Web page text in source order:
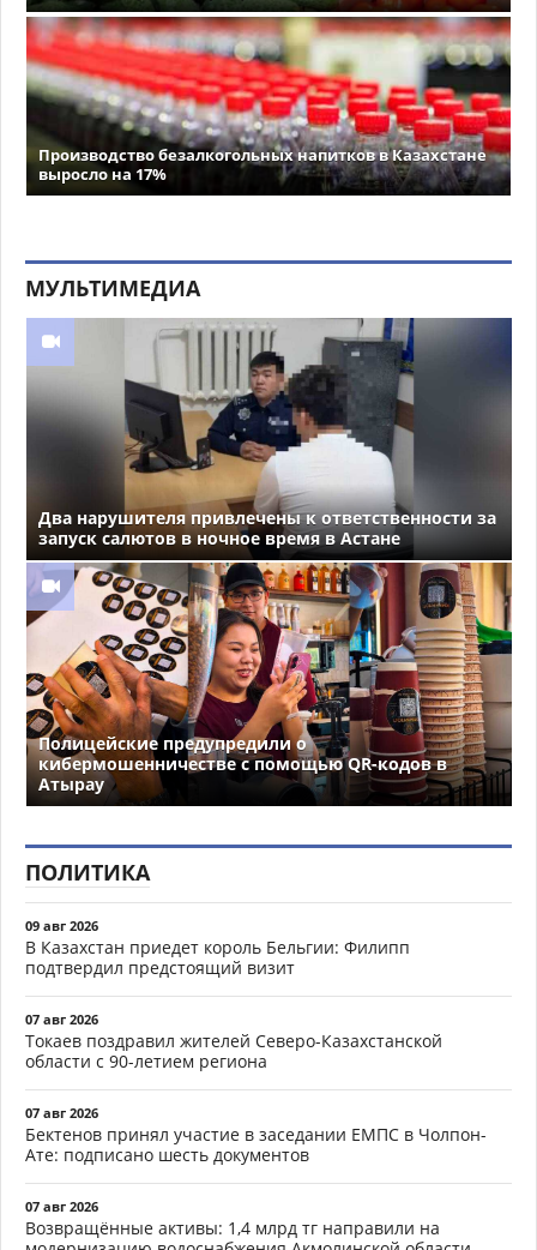
Производство безалкогольных напитков в Казахстане
выросло на 17%
МУЛЬТИМЕДИА
Два нарушителя привлечены к ответственности за
запуск салютов в ночное время в Астане
Полицейские предупредили о
кибермошенничестве с помощью QR-кодов в
Атырау
ПОЛИТИКА
09 авг 2026
В Казахстан приедет король Бельгии: Филипп
подтвердил предстоящий визит
07 авг 2026
Токаев поздравил жителей Северо-Казахстанской
области с 90-летием региона
07 авг 2026
Бектенов принял участие в заседании ЕМПС в Чолпон-
Ате: подписано шесть документов
07 авг 2026
Возвращённые активы: 1,4 млрд тг направили на